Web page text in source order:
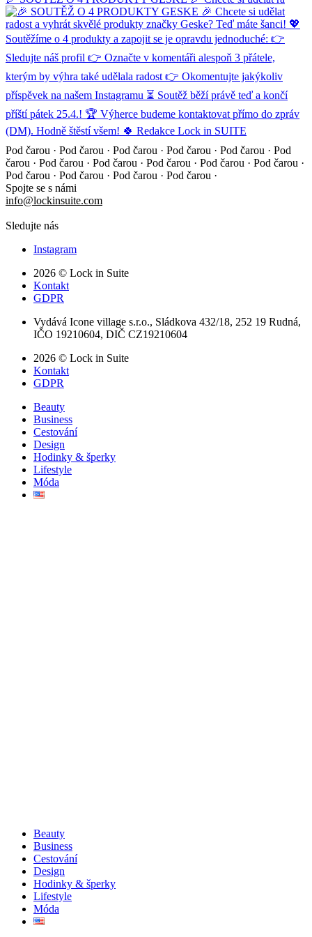
Pod čarou · Pod čarou · Pod čarou · Pod čarou · Pod čarou · Pod
čarou · Pod čarou · Pod čarou · Pod čarou · Pod čarou · Pod čarou ·
Pod čarou · Pod čarou · Pod čarou · Pod čarou ·
Spojte se s námi
info@lockinsuite.com
Sledujte nás
Instagram
2026 © Lock in Suite
Kontakt
GDPR
Vydává Icone village s.r.o., Sládkova 432/18, 252 19 Rudná,
IČO 19210604, DIČ CZ19210604
2026 © Lock in Suite
Kontakt
GDPR
Beauty
Business
Cestování
Design
Hodinky & šperky
Lifestyle
Móda
Beauty
Business
Cestování
Design
Hodinky & šperky
Lifestyle
Móda